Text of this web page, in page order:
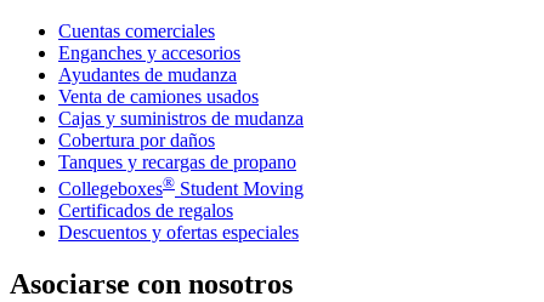
Cuentas comerciales
Enganches y accesorios
Ayudantes de mudanza
Venta de camiones usados
Cajas y suministros de mudanza
Cobertura por daños
Tanques y recargas de propano
Collegeboxes® Student Moving
Certificados de regalos
Descuentos y ofertas especiales
Asociarse con nosotros